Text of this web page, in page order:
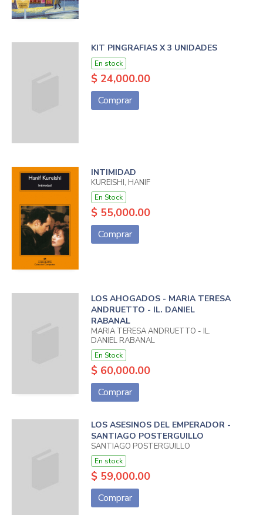
KIT PINGRAFIAS X 3 UNIDADES
En stock
$ 24,000.00
Comprar
INTIMIDAD
KUREISHI, HANIF
En Stock
$ 55,000.00
Comprar
LOS AHOGADOS - MARIA TERESA
ANDRUETTO - IL. DANIEL
RABANAL
MARIA TERESA ANDRUETTO - IL.
DANIEL RABANAL
En Stock
$ 60,000.00
Comprar
LOS ASESINOS DEL EMPERADOR -
SANTIAGO POSTERGUILLO
SANTIAGO POSTERGUILLO
En stock
$ 59,000.00
Comprar